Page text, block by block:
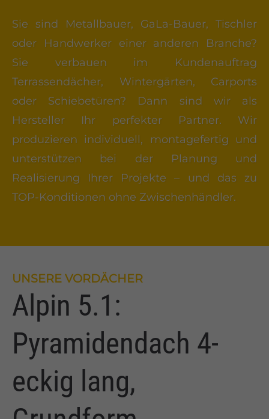
Sie sind Metallbauer, GaLa-Bauer, Tischler
oder Handwerker einer anderen Branche?
Sie verbauen im Kundenauftrag
Terrassendächer, Wintergärten, Carports
oder Schiebetüren? Dann sind wir als
Hersteller Ihr perfekter Partner. Wir
produzieren individuell, montagefertig und
unterstützen bei der Planung und
Realisierung Ihrer Projekte – und das zu
TOP-Konditionen ohne Zwischenhändler.
UNSERE VORDÄCHER
Alpin 5.1:
Pyramidendach 4-
eckig lang,